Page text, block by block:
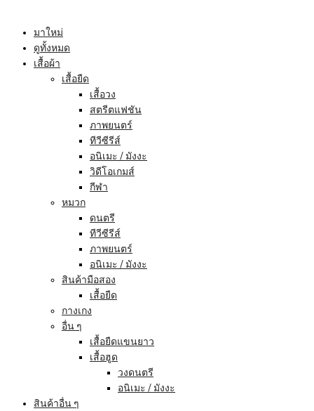
มาใหม่
ดูทั้งหมด
เสื้อผ้า
เสื้อยืด
เสื้อวง
สตรีตแฟชัน
ภาพยนตร์
ทีวีซีรีส์
อนิเมะ / มังงะ
วิดีโอเกมส์
กีฬา
หมวก
ดนตรี
ทีวีซีรีส์
ภาพยนตร์
อนิเมะ / มังงะ
สินค้ามือสอง
เสื้อยืด
กางเกง
อื่น ๆ
เสื้อยืดแขนยาว
เสื้อฮูด
วงดนตรี
อนิเมะ / มังงะ
สินค้าอื่น ๆ